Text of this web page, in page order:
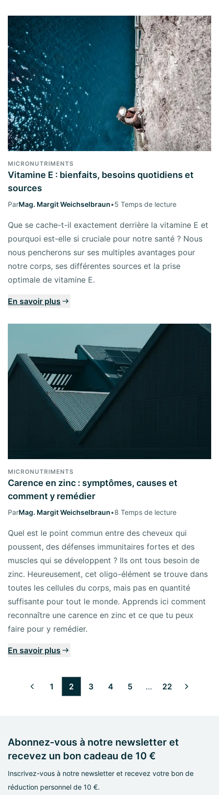
MICRONUTRIMENTS
Vitamine E : bienfaits, besoins quotidiens et
sources
ParMag. Margit Weichselbraun•5 Temps de lecture
Que se cache-t-il exactement derrière la vitamine E et
pourquoi est-elle si cruciale pour notre santé ? Nous
nous pencherons sur ses multiples avantages pour
notre corps, ses différentes sources et la prise
optimale de vitamine E.
En savoir plus
MICRONUTRIMENTS
Carence en zinc : symptômes, causes et
comment y remédier
ParMag. Margit Weichselbraun•8 Temps de lecture
Quel est le point commun entre des cheveux qui
poussent, des défenses immunitaires fortes et des
muscles qui se développent ? Ils ont tous besoin de
zinc. Heureusement, cet oligo-élément se trouve dans
toutes les cellules du corps, mais pas en quantité
suffisante pour tout le monde. Apprends ici comment
reconnaître une carence en zinc et ce que tu peux
faire pour y remédier.
En savoir plus
1 2 3 4 5 …
6
7
8
9
10
11
12
13
14
15
16
17
18
19
20
21
22
Abonnez-vous à notre newsletter et
recevez un bon cadeau de 10 €
Inscrivez-vous à notre newsletter et recevez votre bon de
réduction personnel de 10 €.